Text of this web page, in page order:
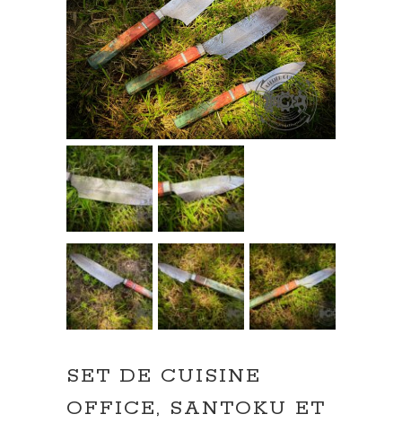
SET DE CUISINE
OFFICE, SANTOKU ET